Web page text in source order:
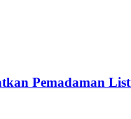
Pemadaman